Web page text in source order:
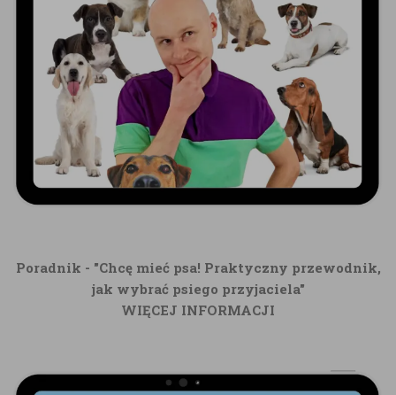
Poradnik - "Chcę mieć psa! Praktyczny przewodnik,
jak wybrać psiego przyjaciela"
WIĘCEJ INFORMACJI